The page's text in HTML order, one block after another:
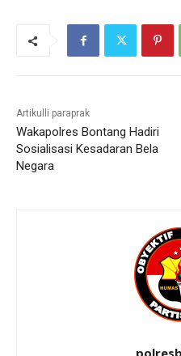
Artikulli paraprak
Wakapolres Bontang Hadiri
Sosialisasi Kesadaran Bela
Negara